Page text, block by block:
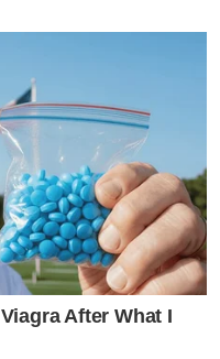
After What I